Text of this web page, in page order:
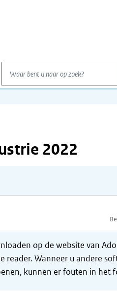
Waar bent u naar op zoek?
2022
op de website van
Wanneer u andere
kunnen er fouten in het